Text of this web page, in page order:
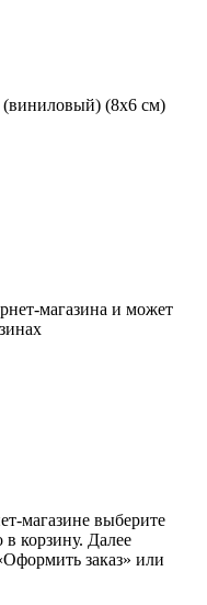
(виниловый) (8х6 см)
магазина и может
магазине выберите
в корзину. Далее
заказ» или